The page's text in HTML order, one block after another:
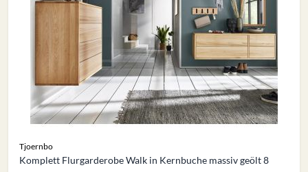
Tjoernbo
Komplett Flurgarderobe Walk in Kernbuche massiv geölt 8